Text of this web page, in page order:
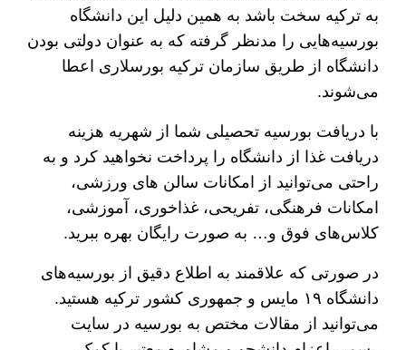
به ترکیه سخت باشد به همین دلیل این دانشگاه
بورسیه‌هایی را مدنظر گرفته که به عنوان دولتی بودن
دانشگاه از طریق سازمان ترکیه بورسلاری اعطا
می‌شوند.
با دریافت بورسیه تحصیلی شما از شهریه هزینه
دریافت غذا از دانشگاه را پرداخت نخواهید کرد و به
راحتی می‌توانید از امکانات سالن‌ های ورزشی،
امکانات فرهنگی، تفریحی، غذاخوری، آموزشی،
کلاس‌های فوق و… به صورت رایگان بهره ببرید.
در صورتی که علاقمند به اطلاع دقیق از بورسیه‌های
دانشگاه ۱۹ مایس و جمهوری کشور ترکیه هستید.
می‌توانید از مقالات مختص به بورسیه در سایت